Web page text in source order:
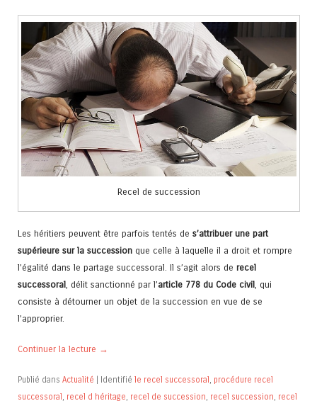
Recel de succession
Les héritiers peuvent être parfois tentés de s’attribuer une part
supérieure sur la succession que celle à laquelle il a droit et rompre
l’égalité dans le partage successoral. Il s’agit alors de recel
successoral , délit sanctionné par l’article 778 du Code civil , qui
consiste à détourner un objet de la succession en vue de se
l’approprier.
Continuer la lecture →
Publié dans Actualité Identifié le recel successoral , procédure recel
successoral , recel d héritage, recel de succession, recel succession, recel